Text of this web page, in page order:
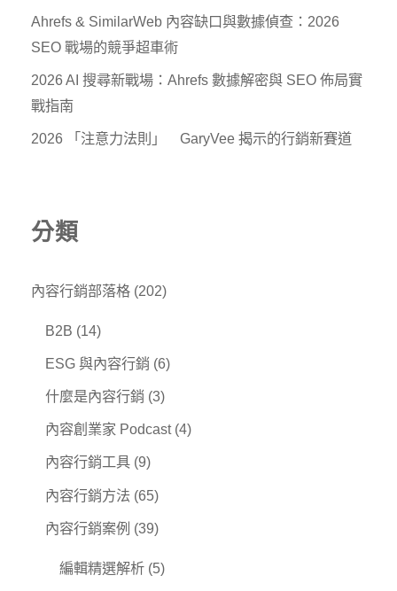
Ahrefs & SimilarWeb 內容缺口與數據偵查：2026
SEO 戰場的競爭超車術
2026 AI 搜尋新戰場：Ahrefs 數據解密與 SEO 佈局實
戰指南
2026 「注意力法則」 GaryVee 揭示的行銷新賽道
分類
內容行銷部落格 (202)
B2B (14)
ESG 與內容行銷 (6)
什麼是內容行銷 (3)
內容創業家 Podcast(4)
內容行銷工具 (9)
內容行銷方法 (65)
內容行銷案例 (39)
編輯精選解析 (5)